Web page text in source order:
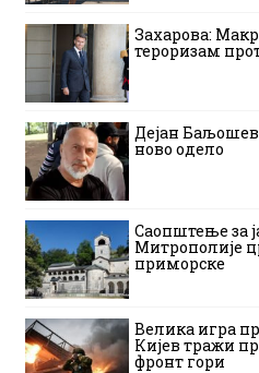
Захарова:
тероризам
Дејан
ново одело
Саопштење за
Митрополије
приморске
Велика игра
Кијев тражи
фронт гори